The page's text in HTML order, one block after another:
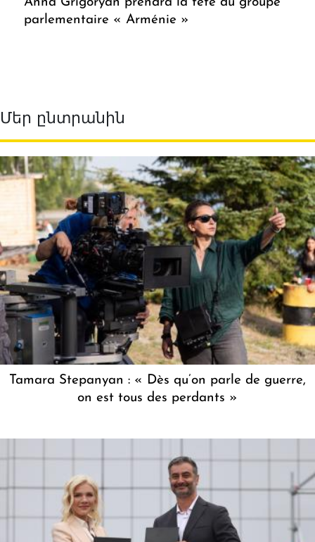
parlementaire « Arménie »
Մեր ընտրանին
Tamara Stepanyan : « Dès qu’on parle de guerre,
on est tous des perdants »